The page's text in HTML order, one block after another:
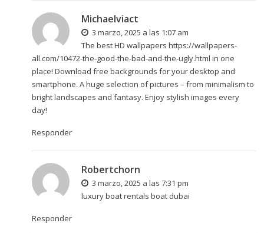
Michaelviact
3 marzo, 2025 a las 1:07 am
The best HD wallpapers https://wallpapers-
all.com/10472-the-good-the-bad-and-the-ugly.html in one
place! Download free backgrounds for your desktop and
smartphone. A huge selection of pictures – from minimalism to
bright landscapes and fantasy. Enjoy stylish images every
day!
Responder
Robertchorn
3 marzo, 2025 a las 7:31 pm
luxury boat rentals boat dubai
Responder